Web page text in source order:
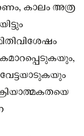
കാലം അത്ര